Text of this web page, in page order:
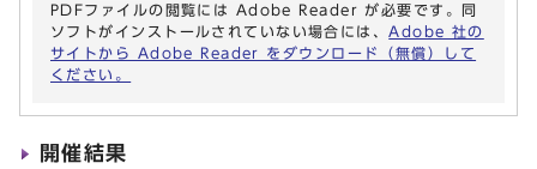
PDFファイルの閲覧には Adobe Reader が必要です。同
ソフトがインストールされていない場合には、 Adobe 社の
サイトから Adobe Reader をダウンロード（無償）して
ください。
開催結果